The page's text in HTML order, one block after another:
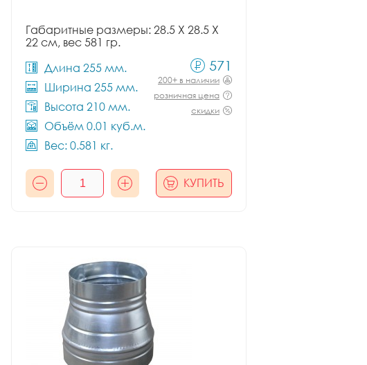
Габаритные размеры: 28.5 X 28.5 X
22 см, вес 581 гр.
Длина 255 мм.
Ширина 255 мм.
Высота 210 мм.
Объём 0.01 куб.м.
Вес: 0.581 кг.
571
200+ в наличии
розничная цена
скидки
КУПИТЬ